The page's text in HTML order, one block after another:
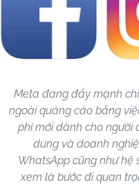
Meta đang đẩy mạnh
ngoài quảng cáo bằng
phí mới dành cho người
dung và doanh
WhatsApp cũng như hệ
xem là bước đi quan